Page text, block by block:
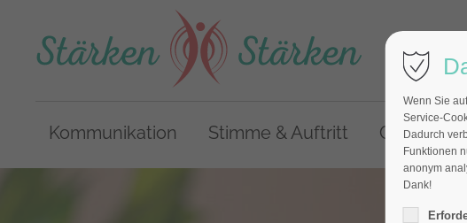
Kommunikation Stimme & Auftritt Coaching
Wenn Sie
Service-
Dadurch
Funktionen
anonym
Dank!